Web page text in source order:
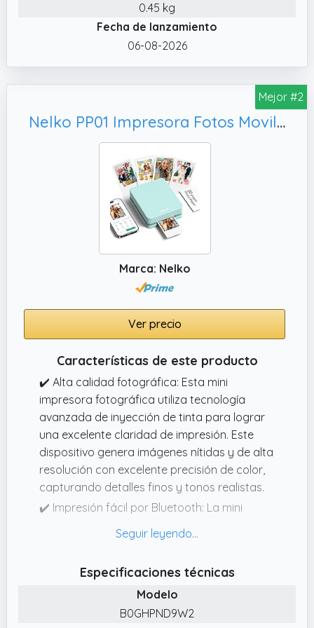
conectar por Bluetooth. Paso 1: Descargue la
fotos fácilmente. Ofrece una amplia variedad
de diseños de marcos, filtros impactantes,
pegatinas creativas, texto divertido y otros
elementos de personalización para crear
collages únicos.
0.45 kg
Fecha de lanzamiento
06-08-2026
Mejor #2
Nelko PP01 Impresora Fotos Movil, Verde
Marca: Nelko
Ver precio
Características de este producto
✔️ Alta calidad fotográfica: Esta mini
impresora fotográfica utiliza tecnología
avanzada de inyección de tinta para lograr
una excelente claridad de impresión. Este
dispositivo genera imágenes nítidas y de alta
resolución con excelente precisión de color,
capturando detalles finos y tonos realistas.
✔️ Impresión fácil por Bluetooth: La mini
con teléfonos iOS y Android y se puede
aplicación "Nelko" desde Google Play o la
✔️ tente aplicación: Con la potente app de la
Especificaciones técnicas
Modelo
B0GHPND9W2